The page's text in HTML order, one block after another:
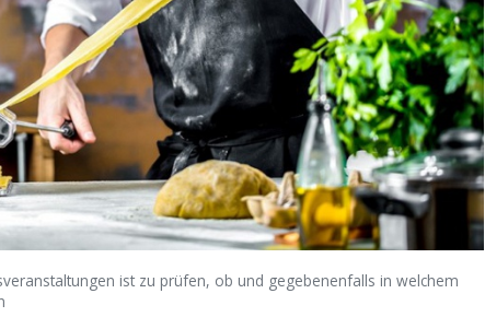
ist zu prüfen, ob und gegebenenfalls in welchem